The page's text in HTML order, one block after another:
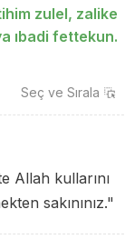
zulel, zalike
ıbadi fettekun.
Seç ve Sırala
Allah kullarını
sakınınız."